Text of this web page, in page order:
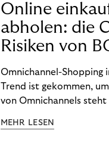
Online
abholen: die
Risiken von
Omnichannel-Shopping
Trend ist gekommen,
von Omnichannels
nicht mehr verzichtet
MEHR LESEN